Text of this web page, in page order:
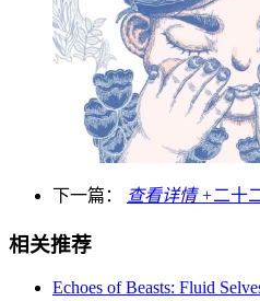
下一篇： 查看详情 +二十
相关推荐
Echoes of Beasts: Fluid